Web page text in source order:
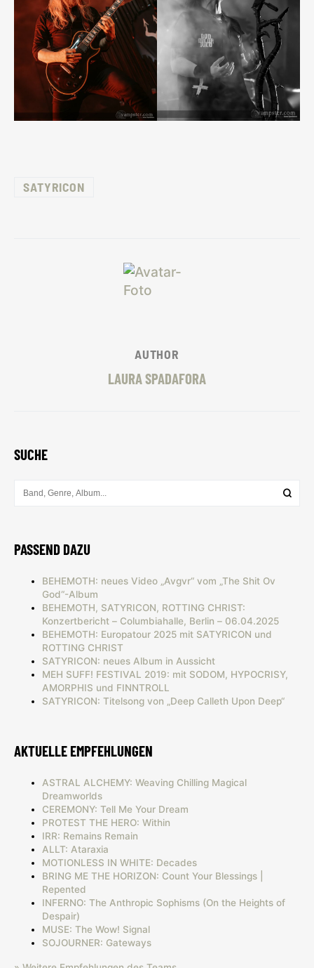
SATYRICON
AUTHOR
LAURA SPADAFORA
SUCHE
PASSEND DAZU
BEHEMOTH: neues Video „Avgvr“ vom „The Shit Ov
God“-Album
BEHEMOTH, SATYRICON, ROTTING CHRIST:
Konzertbericht – Columbiahalle, Berlin – 06.04.2025
BEHEMOTH: Europatour 2025 mit SATYRICON und
ROTTING CHRIST
SATYRICON: neues Album in Aussicht
MEH SUFF! FESTIVAL 2019: mit SODOM, HYPOCRISY,
AMORPHIS und FINNTROLL
SATYRICON: Titelsong von „Deep Calleth Upon Deep“
AKTUELLE EMPFEHLUNGEN
ASTRAL ALCHEMY: Weaving Chilling Magical
Dreamworlds
CEREMONY: Tell Me Your Dream
PROTEST THE HERO: Within
IRR: Remains Remain
ALLT: Ataraxia
MOTIONLESS IN WHITE: Decades
BRING ME THE HORIZON: Count Your Blessings |
Repented
INFERNO: The Anthropic Sophisms (On the Heights of
Despair)
MUSE: The Wow! Signal
SOJOURNER: Gateways